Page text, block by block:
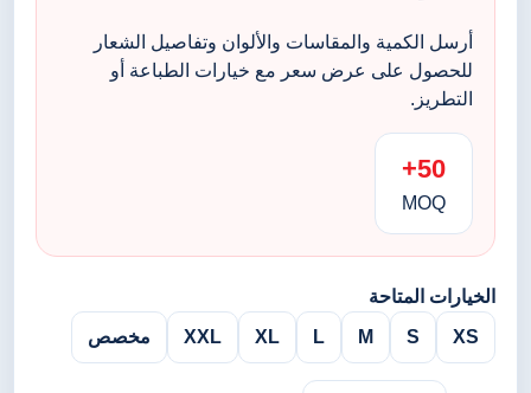
أرسل الكمية والمقاسات والألوان وتفاصيل الشعار
للحصول على عرض سعر مع خيارات الطباعة أو
التطريز.
50+
MOQ
الخيارات المتاحة
XS
S
M
L
XL
XXL مخصص